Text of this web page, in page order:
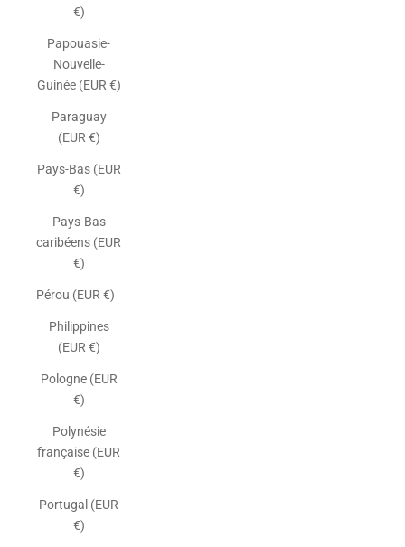
€)
Papouasie-
Nouvelle-
Guinée (EUR €)
Paraguay
(EUR €)
Pays-Bas (EUR
€)
Pays-Bas
caribéens (EUR
€)
Pérou (EUR €)
Philippines
(EUR €)
Pologne (EUR
€)
Polynésie
française (EUR
€)
Portugal (EUR
€)